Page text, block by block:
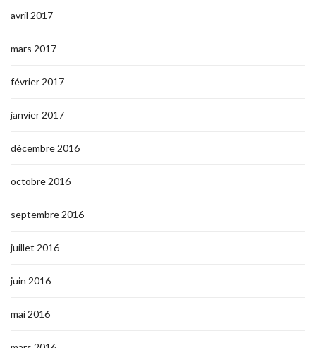
avril 2017
mars 2017
février 2017
janvier 2017
décembre 2016
octobre 2016
septembre 2016
juillet 2016
juin 2016
mai 2016